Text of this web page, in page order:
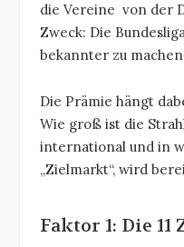
die Vereine von der
Zweck: Die
bekannter zu
Die Prämie hängt
Wie groß ist die
international und in
„Zielmarkt“, wird
Faktor 1: Die